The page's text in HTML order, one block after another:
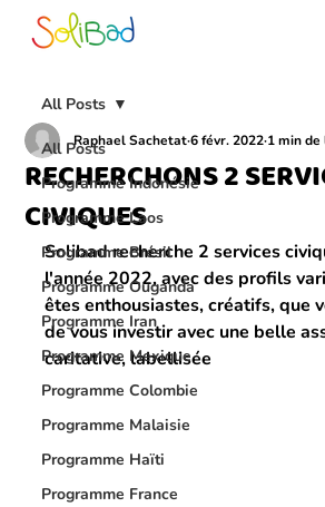
All Posts
Programme Indonésie
Programme Laos
Programme Brésil
Programme Ouganda
Programme Iran
Programme Mexique
Programme Colombie
Programme Malaisie
Programme Haïti
Programme France
All Posts
RECHERCHONS 2
CIVIQUES
Raphael Sachetat6 févr. 2022 1 min
Solibad recherche 2 services
l'année 2022, avec des profils
êtes enthousiastes, créatifs, que
de vous investir avec une belle
caritative, labellisée